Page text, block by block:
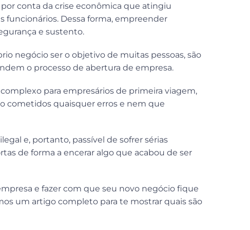
conta da crise econômica que atingiu
funcionários. Dessa forma, empreender
e sustento.
negócio ser o objetivo de muitas pessoas, são
o processo de abertura de empresa.
para empresários de primeira viagem,
cometidos quaisquer erros e nem que
e, portanto, passível de sofrer sérias
de forma a encerar algo que acabou de ser
e fazer com que seu novo negócio fique
um artigo completo para te mostrar quais são